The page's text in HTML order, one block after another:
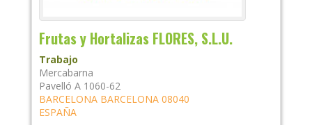
Frutas y Hortalizas FLORES, S.L.U.
Trabajo
Mercabarna
Pavelló A 1060-62
BARCELONA BARCELONA 08040
ESPAÑA